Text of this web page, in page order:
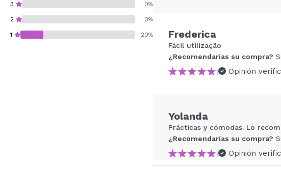
3 0%
2 0%
1 20%
Tu vídeo
ENVIAR
Frederica
Fácil utilização
¿Recomendarías su compra? Si
|
Opinión
Yolanda
Prácticas y cómodas. Lo
¿Recomendarías su compra? Si
|
Opinión